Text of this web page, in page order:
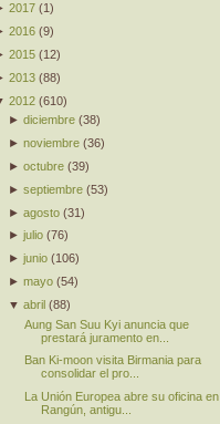
2017 (1 )
2016 (9)
2015 (12)
2013 (88)
2012 (610)
►diciembre (38)
►noviembre (36)
►octubre (39)
►septiembre (53)
►agosto (31)
►julio (76)
►junio (106)
►mayo (54)
▼abril (88)
Aung San Suu Kyi anuncia que
prestará juramento en...
Ban Ki-moon visita Birmania para
consolidar el pro...
La Unión Europea abre su oficina en
Rangún, antigu...